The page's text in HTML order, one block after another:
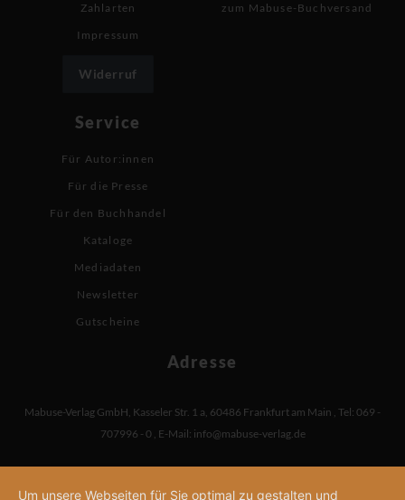
Zahlarten
Impressum
Widerruf
zum Mabuse-Buchversand
Service
Für Autor:innen
Für die Presse
Für den Buchhandel
Kataloge
Mediadaten
Newsletter
Gutscheine
Adresse
Mabuse-Verlag GmbH, Kasseler Str. 1 a, 60486 Frankfurt am Main , Tel: 069 -
707996 - 0 , E-Mail: info@mabuse-verlag.de
Um unsere Webseiten für Sie optimal zu gestalten und